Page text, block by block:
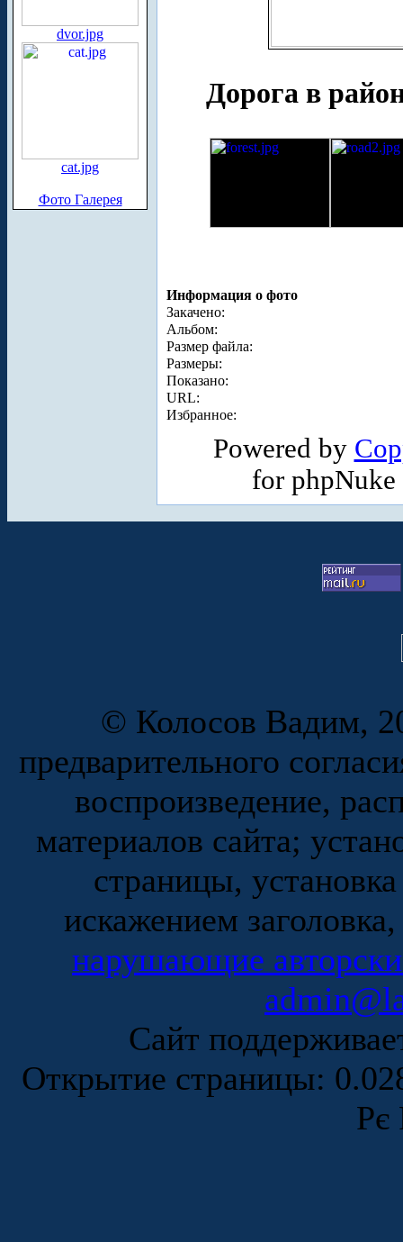
dvor.jpg
cat.jpg
Фото Галерея
Дорога в
Информация о фото
Закачено:
Альбом:
Размер файла:
Размеры:
Показано:
URL:
Избранное:
Powered by
for
© Колосов Вадим,
предварительного
воспроизведение,
материалов сайта;
страницы,
искажением
нарушающие
Сайт
Открытие страницы:
Рє